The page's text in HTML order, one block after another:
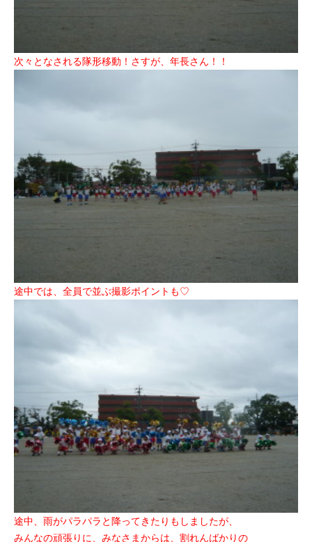
次々となされる隊形移動！さすが、年長さん！！
途中では、全員で並ぶ撮影ポイントも♡
途中、雨がパラパラと降ってきたりもしましたが、
みんなの頑張りに、みなさまからは、割れんばかりの